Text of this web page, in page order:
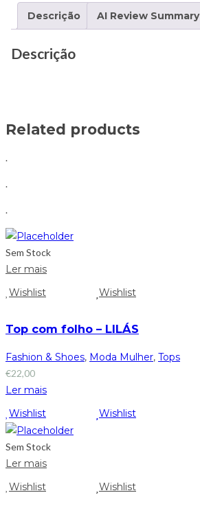
Descrição AI Review Summary
Descrição
Related products
.
.
.
Sem Stock
Ler mais
Wishlist
Wishlist
Top com folho – LILÁS
Fashion & Shoes, Moda Mulher, Tops
€22,00
Ler mais
Wishlist
Wishlist
Sem Stock
Ler mais
Wishlist
Wishlist